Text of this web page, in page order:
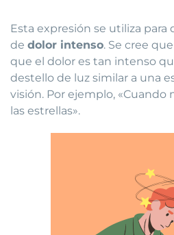
Esta expresión se utiliza para
de dolor intenso. Se cree
que el dolor es tan intenso
destello de luz similar a una
visión. Por ejemplo, «Cuando
las estrellas».